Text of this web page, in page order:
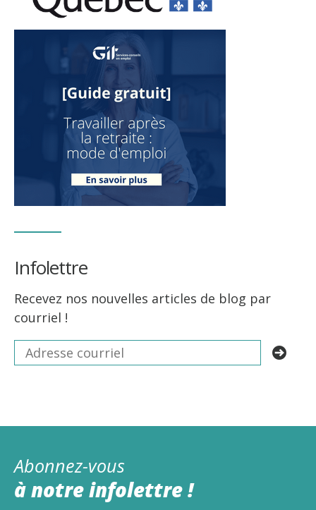
Infolettre
Recevez nos nouvelles articles de blog par
courriel !
Abonnez-vous
à notre infolettre !